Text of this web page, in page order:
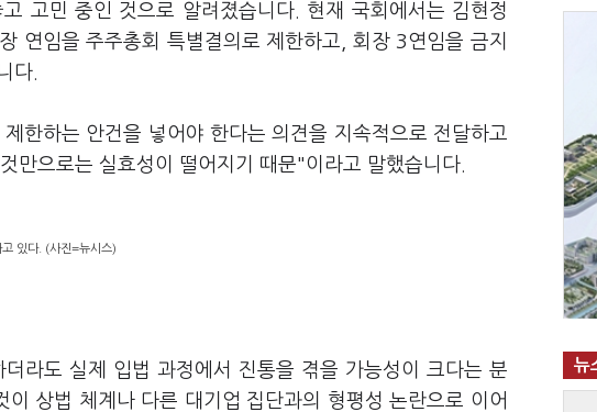
고민 중인 것으로 알려졌습니다. 현재 국회에서는 김현정
연임을 주주총회 특별결의로 제한하고, 회장 3연임을 금지
다.
한하는 안건을 넣어야 한다는 의견을 지속적으로 전달하고
만으로는 실효성이 떨어지기 때문"이라고 말했습니다.
있다. (사진=뉴시스)
라도 실제 입법 과정에서 진통을 겪을 가능성이 크다는 분
상법 체계나 다른 대기업 집단과의 형평성 논란으로 이어
뉴